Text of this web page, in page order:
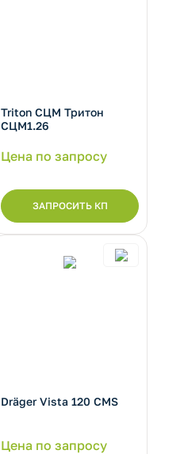
Triton СЦМ Тритон
СЦМ1.26
Цена по запросу
ЗАПРОСИТЬ КП
Dräger Vista 120 CMS
Цена по запросу